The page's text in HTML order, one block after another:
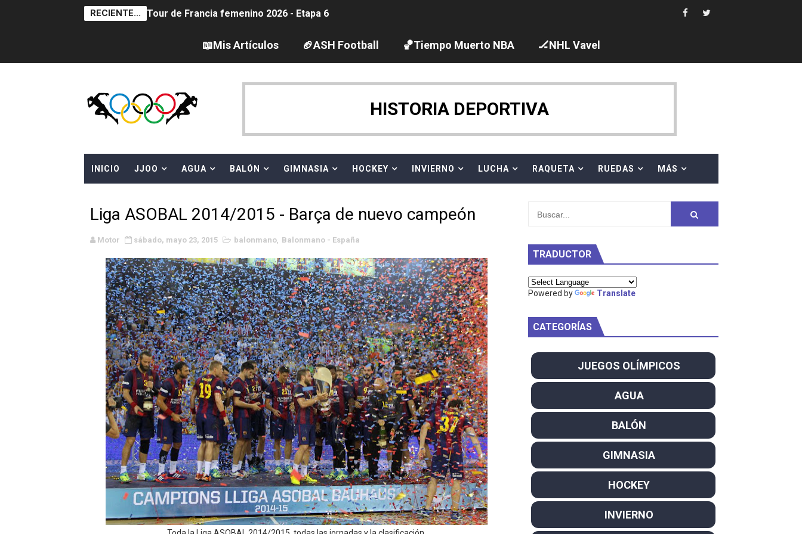
RECIENTE... Tour de Francia femenino 2026 - Etapa 6
Women's Pro Baseball League 2026
Campeonato de Europa en aguas abiertas 2026 (París, Francia) - Dobletes de Wellbrock y Taddeucci. Ángela Martínez 5ª en 10km
Campeonato de Europa de pentatlón moderno 2026 (Estambul, Turquía)
Campeonato de Europa de natación artística 2026 (París, Francia) - España domina junto al equipo neutral ruso, llevándose 8 medallas, seis para
Canadá Open 2026
WWE NXT - Myles Borne y Tavion Heights ponen fin al reinado por parejas de The Vanity Project
Canadian Football League 2026 - Week 10
EFA y AFLE 2026 - Regular season
Grandes éxitos por fin para Chelsea Green, Chad Gable y Baron Corbin en SummerSlam
Campeonato de Europa de MTB 2026 (Monteceneri, Suiza) - Charlie Aldridge y Sina Frei dominan el Europeo
Campeonato de Europa de remo 2026 (Varese, Italia) - Rumanía, Alemania y Gran Bretaña se reparten el botín y Caetano Horta y Rodrigo Conde
Mundial de lacrosse femenino 2026 (Tokio, Japón) - Estados Unidos invencibles, ya son decacampeonas y quinto oro consecutivo
Máxima celebración en el último Impact! con Jason Hotch como nuevo TNA International Champion
Mundial de esgrima 2026 (Hong Kong) - La delegación italiana arrasa con 4 oros y 4 platas
Raquel Rodriguez es la nueva monarca Intercontinental, su primer título individual en WWE
📖Mis Artículos 🏈ASH Football 🏀Tiempo Muerto NBA 🏒NHL Vavel
HISTORIA DEPORTIVA
INICIO JJOO AGUA BALÓN GIMNASIA HOCKEY INVIERNO LUCHA RAQUETA RUEDAS MÁS
Liga ASOBAL 2014/2015 - Barça de nuevo campeón
Motor sábado, mayo 23, 2015 balonmano, Balonmano - España
TRADUCTOR
Powered by Translate
CATEGORÍAS
JUEGOS OLÍMPICOS
AGUA
BALÓN
GIMNASIA
HOCKEY
INVIERNO